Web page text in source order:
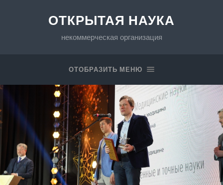
ОТКРЫТАЯ НАУКА
некоммерческая организация
ОТОБРАЗИТЬ МЕНЮ